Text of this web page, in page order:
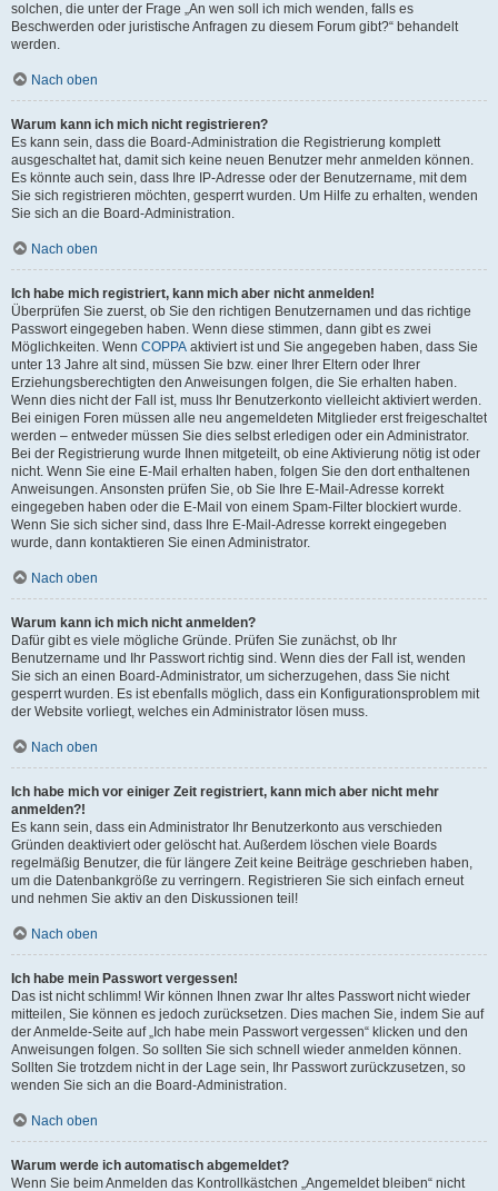
solchen, die unter der Frage „An wen soll ich mich wenden, falls es
Beschwerden oder juristische Anfragen zu diesem Forum gibt?“ behandelt
werden.
Nach oben
Warum kann ich mich nicht registrieren?
Es kann sein, dass die Board-Administration die Registrierung komplett
ausgeschaltet hat, damit sich keine neuen Benutzer mehr anmelden können.
Es könnte auch sein, dass Ihre IP-Adresse oder der Benutzername, mit dem
Sie sich registrieren möchten, gesperrt wurden. Um Hilfe zu erhalten, wenden
Sie sich an die Board-Administration.
Nach oben
Ich habe mich registriert, kann mich aber nicht anmelden!
Überprüfen Sie zuerst, ob Sie den richtigen Benutzernamen und das richtige
Passwort eingegeben haben. Wenn diese stimmen, dann gibt es zwei
Möglichkeiten. Wenn COPPA aktiviert ist und Sie angegeben haben, dass Sie
unter 13 Jahre alt sind, müssen Sie bzw. einer Ihrer Eltern oder Ihrer
Erziehungsberechtigten den Anweisungen folgen, die Sie erhalten haben.
Wenn dies nicht der Fall ist, muss Ihr Benutzerkonto vielleicht aktiviert werden.
Bei einigen Foren müssen alle neu angemeldeten Mitglieder erst freigeschaltet
werden – entweder müssen Sie dies selbst erledigen oder ein Administrator.
Bei der Registrierung wurde Ihnen mitgeteilt, ob eine Aktivierung nötig ist oder
nicht. Wenn Sie eine E-Mail erhalten haben, folgen Sie den dort enthaltenen
Anweisungen. Ansonsten prüfen Sie, ob Sie Ihre E-Mail-Adresse korrekt
eingegeben haben oder die E-Mail von einem Spam-Filter blockiert wurde.
Wenn Sie sich sicher sind, dass Ihre E-Mail-Adresse korrekt eingegeben
wurde, dann kontaktieren Sie einen Administrator.
Nach oben
Warum kann ich mich nicht anmelden?
Dafür gibt es viele mögliche Gründe. Prüfen Sie zunächst, ob Ihr
Benutzername und Ihr Passwort richtig sind. Wenn dies der Fall ist, wenden
Sie sich an einen Board-Administrator, um sicherzugehen, dass Sie nicht
gesperrt wurden. Es ist ebenfalls möglich, dass ein Konfigurationsproblem mit
der Website vorliegt, welches ein Administrator lösen muss.
Nach oben
Ich habe mich vor einiger Zeit registriert, kann mich aber nicht mehr
anmelden?!
Es kann sein, dass ein Administrator Ihr Benutzerkonto aus verschieden
Gründen deaktiviert oder gelöscht hat. Außerdem löschen viele Boards
regelmäßig Benutzer, die für längere Zeit keine Beiträge geschrieben haben,
um die Datenbankgröße zu verringern. Registrieren Sie sich einfach erneut
und nehmen Sie aktiv an den Diskussionen teil!
Nach oben
Ich habe mein Passwort vergessen!
Das ist nicht schlimm! Wir können Ihnen zwar Ihr altes Passwort nicht wieder
mitteilen, Sie können es jedoch zurücksetzen. Dies machen Sie, indem Sie auf
der Anmelde-Seite auf „Ich habe mein Passwort vergessen“ klicken und den
Anweisungen folgen. So sollten Sie sich schnell wieder anmelden können.
Sollten Sie trotzdem nicht in der Lage sein, Ihr Passwort zurückzusetzen, so
wenden Sie sich an die Board-Administration.
Nach oben
Warum werde ich automatisch abgemeldet?
Wenn Sie beim Anmelden das Kontrollkästchen „Angemeldet bleiben“ nicht